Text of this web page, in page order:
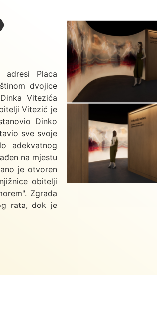
adresi Placa
dvojice
Vitezića
Vitezić je
Dinko
sve svoje
adekvatnog
na mjestu
je otvoren
obitelji
Zgrada
rata, dok je